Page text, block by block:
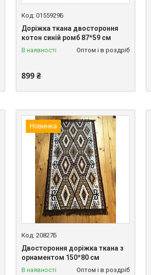
0155929Б
Доріжка ткана двостороння
котон синій ромб 87*59 см
В наявності Оптом і в роздріб
899 ₴
Новинка
20827Б
Двостороння доріжка ткана з
орнаментом 150*80 см
В наявності Оптом і в роздріб